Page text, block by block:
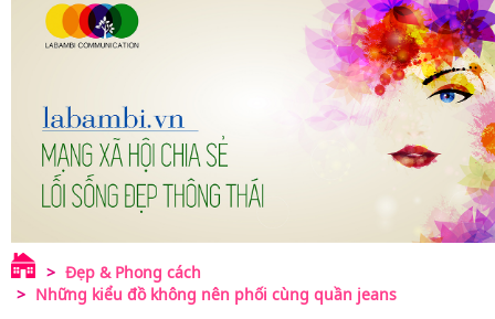
Đẹp & Phong cách
Những kiểu đồ không nên phối cùng quần jeans